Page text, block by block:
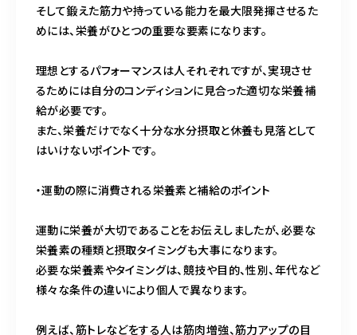
そして鍛えた筋力や持っている能力を最大限発揮させるた
めには、栄養がひとつの重要な要素になります。
理想とするパフォーマンスは人それぞれですが、実現させ
るためには自分のコンディションに見合った適切な栄養補
給が必要です。
また、栄養だけでなく十分な水分摂取と休養も見落として
はいけないポイントです。
・運動の際に消費される栄養素と補給のポイント
運動に栄養が大切であることをお伝えしましたが、必要な
栄養素の種類と摂取タイミングも大事になります。
必要な栄養素やタイミングは、競技や目的、性別、年代など
様々な条件の違いにより個人で異なります。
例えば、筋トレなどをする人は筋肉増強、筋力アップの目